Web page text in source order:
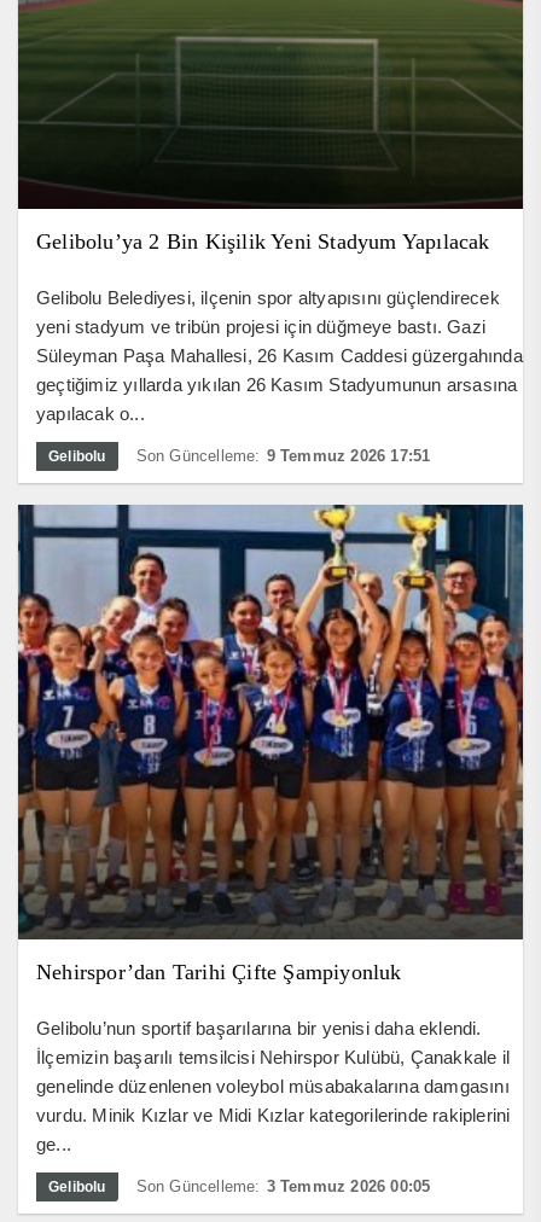
Gelibolu’ya 2 Bin Kişilik Yeni Stadyum Yapılacak
Gelibolu Belediyesi, ilçenin spor altyapısını güçlendirecek
yeni stadyum ve tribün projesi için düğmeye bastı. Gazi
Süleyman Paşa Mahallesi, 26 Kasım Caddesi güzergahında
geçtiğimiz yıllarda yıkılan 26 Kasım Stadyumunun arsasına
yapılacak o...
Gelibolu Son Güncelleme: 9 Temmuz 2026 17:51
Nehirspor’dan Tarihi Çifte Şampiyonluk
Gelibolu’nun sportif başarılarına bir yenisi daha eklendi.
İlçemizin başarılı temsilcisi Nehirspor Kulübü, Çanakkale il
genelinde düzenlenen voleybol müsabakalarına damgasını
vurdu. Minik Kızlar ve Midi Kızlar kategorilerinde rakiplerini
ge...
Gelibolu Son Güncelleme: 3 Temmuz 2026 00:05